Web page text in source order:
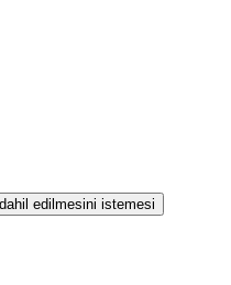
dahil edilmesini istemesi